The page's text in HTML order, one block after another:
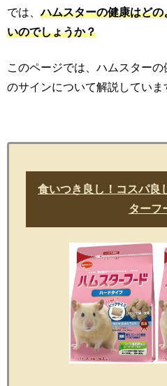
では、ハムスターの健康はど
いのでしょうか？
このページでは、ハムスター
のサインについて解説していま
食いつき良し！コスパ良
ターフ